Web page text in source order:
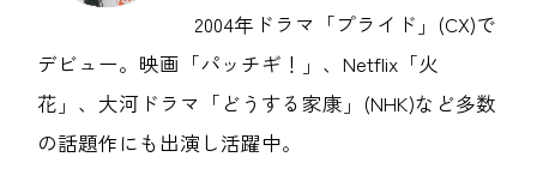
2004年ドラマ「プライド」(CX)で
デビュー。映画「パッチギ！」、Netflix「火
花」、大河ドラマ「どうする家康」(NHK)など多数
の話題作にも出演し活躍中。